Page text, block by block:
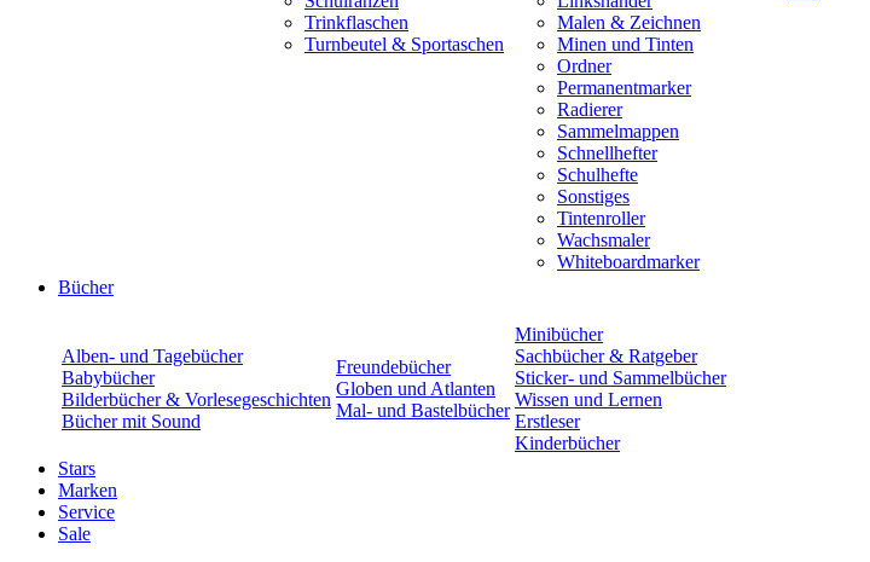
Trinkflaschen
Turnbeutel & Sportaschen
Malen & Zeichnen
Minen und Tinten
Ordner
Permanentmarker
Radierer
Sammelmappen
Schnellhefter
Schulhefte
Sonstiges
Tintenroller
Wachsmaler
Whiteboardmarker
Bücher
Alben- und Tagebücher
Babybücher
Bilderbücher & Vorlesegeschichten
Bücher mit Sound
Freundebücher
Globen und Atlanten
Mal- und Bastelbücher
Minibücher
Sachbücher & Ratgeber
Sticker- und Sammelbücher
Wissen und Lernen
Erstleser
Kinderbücher
Stars
Marken
Service
Sale